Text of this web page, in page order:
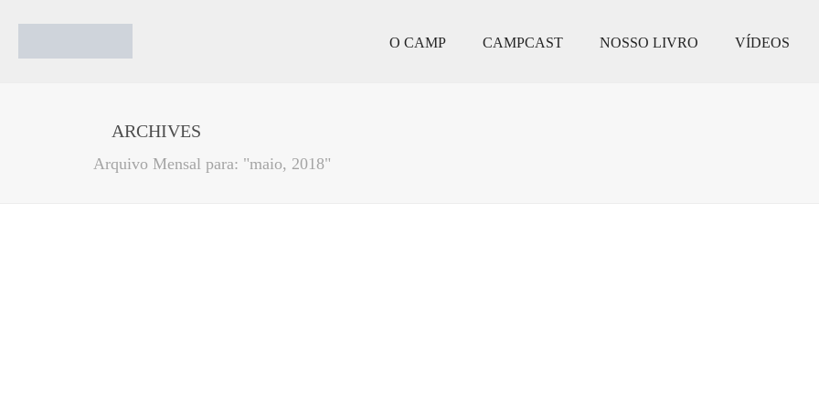
O CAMP CAMPCAST NOSSO LIVRO VÍDEOS
ARCHIVES
Arquivo Mensal para: "maio, 2018"